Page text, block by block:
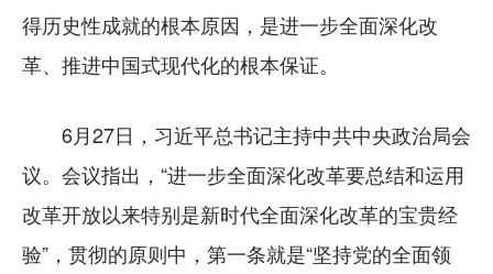
得历史性成就的根本原因，是进一步全面深化改
革、推进中国式现代化的根本保证。
6月27日，习近平总书记主持中共中央政治局会
议。会议指出，“进一步全面深化改革要总结和运用
改革开放以来特别是新时代全面深化改革的宝贵经
验”，贯彻的原则中，第一条就是“坚持党的全面领